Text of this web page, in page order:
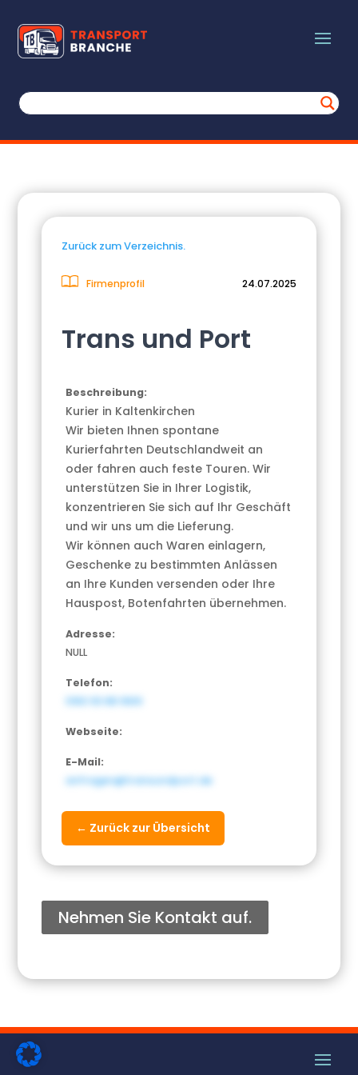
Zurück zum Verzeichnis.
Firmenprofil 24.07.2025
Trans und Port
Beschreibung:
Kurier in Kaltenkirchen
Wir bieten Ihnen spontane
Kurierfahrten Deutschlandweit an
oder fahren auch feste Touren. Wir
unterstützen Sie in Ihrer Logistik,
konzentrieren Sie sich auf Ihr Geschäft
und wir uns um die Lieferung.
Wir können auch Waren einlagern,
Geschenke zu bestimmten Anlässen
an Ihre Kunden versenden oder Ihre
Hauspost, Botenfahrten übernehmen.
Adresse:
NULL
Telefon:
0160 93 88 1669
Webseite:
E-Mail:
anfragen@transundport.de
← Zurück zur Übersicht
Nehmen Sie Kontakt auf.